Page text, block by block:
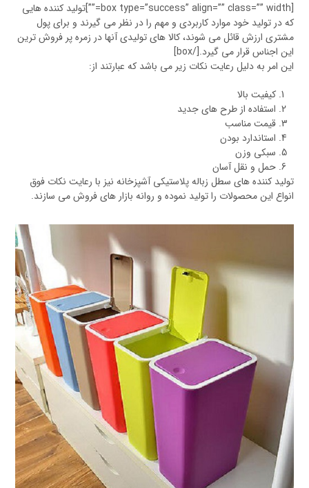
[box type=”success” align=”” class=”” width=””]تولید کننده هایی
که در تولید خود موارد کاربردی و مهم را در نظر می گیرند و برای پول
مشتری ارزش قائل می شوند، کالا های تولیدی آنها در زمره پر فروش ترین
این اجناس قرار می گیرد.[/box]
این امر به دلیل رعایت نکات زیر می باشد که عبارتند از:
کیفیت بالا
استفاده از طرح های جدید
قیمت مناسب
استاندارد بودن
سبکی وزن
حمل و نقل آسان
تولید کننده های سطل زباله پلاستیکی آشپزخانه نیز با رعایت نکات فوق
انواع این محصولات را تولید نموده و روانه بازار های فروش می سازند.